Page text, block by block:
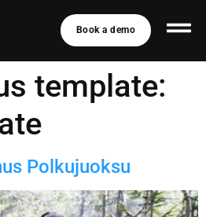
Book a demo
template:
Polkujuoksu